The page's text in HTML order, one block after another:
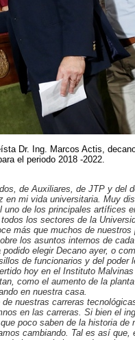
Dr. Ing. Marcos Actis,
el periodo 2018 -2022.
de Auxiliares, de JTP y
mi vida universitaria. Muy
de los principales artífices
los sectores de la
más que muchos de
los asuntos internos de
elegir Decano ayer, o
de funcionarios y del
hoy en el Instituto
como el aumento de la
en nuestra casa.
nuestras carreras
en las carreras. Si bien el
poco saben de la historia
cambiando. Tal es así